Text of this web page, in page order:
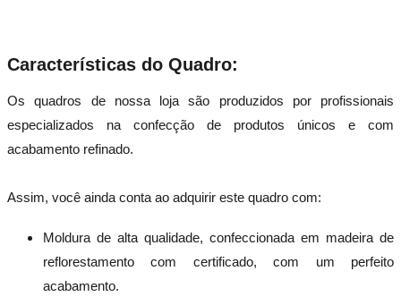
Características do Quadro:
Os quadros de nossa loja são produzidos por profissionais
especializados na confecção de produtos únicos e com
acabamento refinado.
Assim, você ainda conta ao adquirir este quadro com:
Moldura de alta qualidade, confeccionada em madeira de
reflorestamento com certificado, com um perfeito
acabamento.